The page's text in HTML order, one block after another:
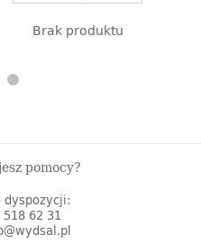
Brak produktu
pomocy?
dyspozycji:
62 31